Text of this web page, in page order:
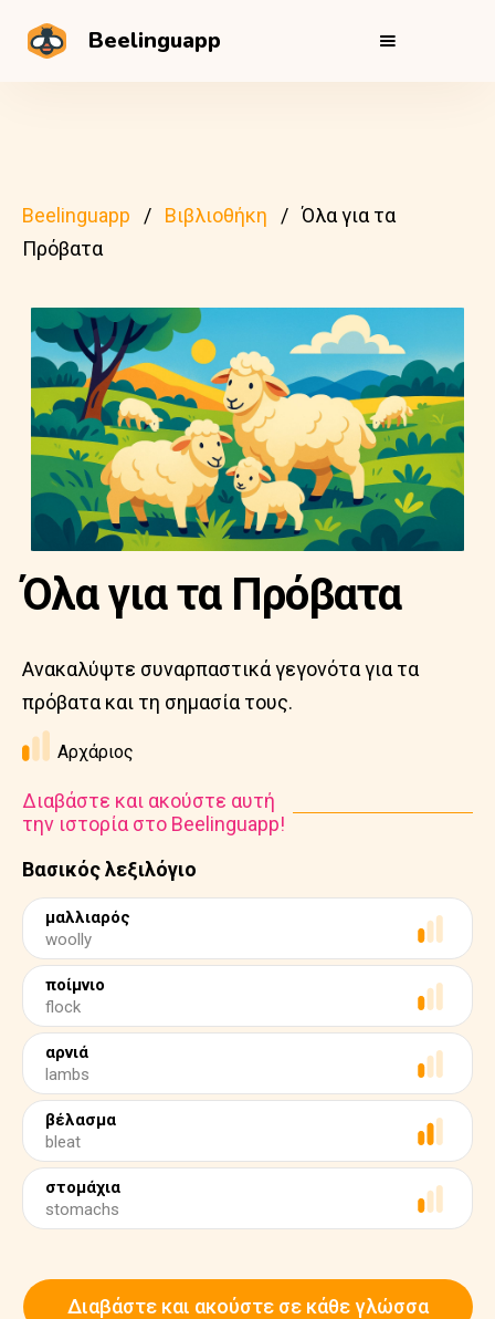
Beelinguapp
Beelinguapp Βιβλιοθήκη
Όλα για τα
Πρόβατα
Βασικός λεξιλόγιο
μαλλιαρός
woolly
ποίμνιο
flock
αρνιά
lambs
βέλασμα
bleat
στομάχια
stomachs
Όλα για τα Πρόβατα
Ανακαλύψτε συναρπαστικά γεγονότα για τα
πρόβατα και τη σημασία τους.
Αρχάριος
Διαβάστε και ακούστε αυτή
την ιστορία στο Beelinguapp!
Διαβάστε και ακούστε σε κάθε γλώσσα